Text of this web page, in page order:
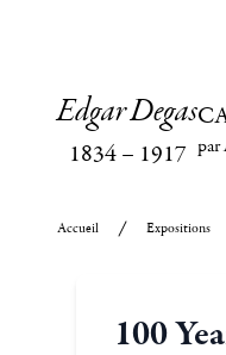
Edgar Degas
1834– 1917 par
Accueil Expositions
100